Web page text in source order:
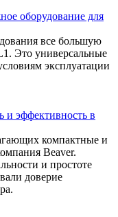
оборудование для
все большую
Это универсальные
эксплуатации
эффективность в
компактные и
Beaver.
и простоте
доверие